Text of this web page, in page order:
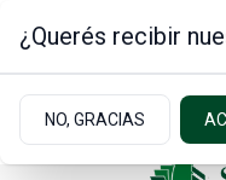
¿Querés recibir
NO, GRACIAS